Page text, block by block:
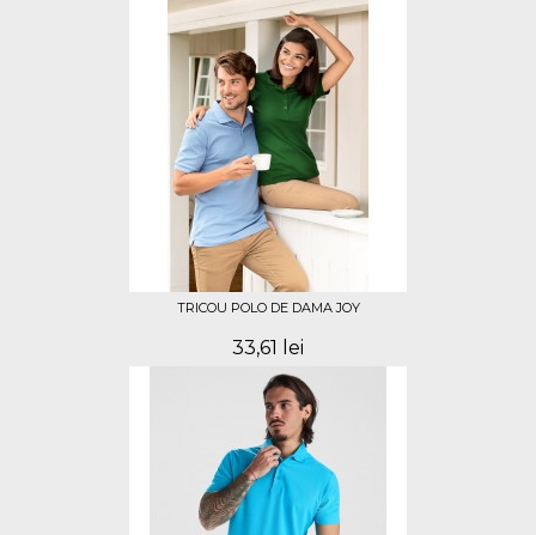
TRICOU POLO DE DAMA JOY
33,61 lei